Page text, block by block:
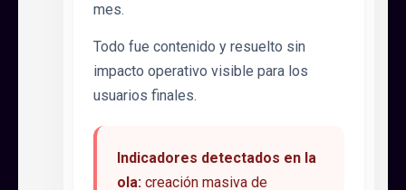
mes.
Todo fue contenido y resuelto sin
impacto operativo visible para los
usuarios finales.
Indicadores detectados en la
ola: creación masiva de